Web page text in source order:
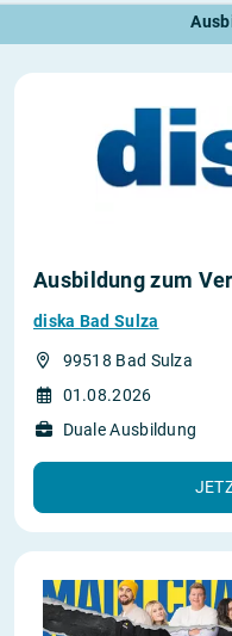
Ausbildung zum
diska Bad Sulza
99518 Bad Sulza
01.08.2026
Duale Ausbildung